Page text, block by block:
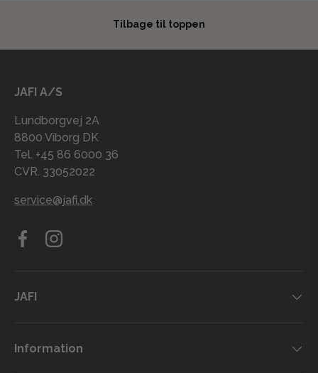
Tilbage til toppen
JAFI A/S
Lundborgvej 2A
8800 Viborg DK
Tel. +45 86 6000 36
CVR. 33052022
service@jafi.dk
FacebookInstagram
JAFI
Information